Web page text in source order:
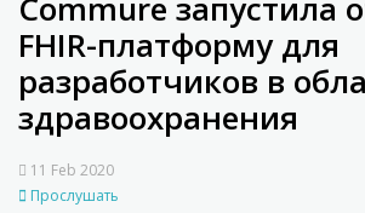
Commure запустила
FHIR-платформу для
разработчиков в
здравоохранения
11 Feb 2020
Прослушать